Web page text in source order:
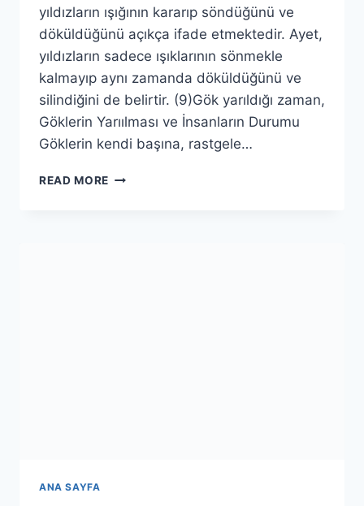
yıldızların ışığının kararıp söndüğünü ve
döküldüğünü açıkça ifade etmektedir. Ayet,
yıldızların sadece ışıklarının sönmekle
kalmayıp aynı zamanda döküldüğünü ve
silindiğini de belirtir. (9)Gök yarıldığı zaman,
Göklerin Yarıılması ve İnsanların Durumu
Göklerin kendi başına, rastgele…
READ MORE MÜRSELAT
ANA SAYFA